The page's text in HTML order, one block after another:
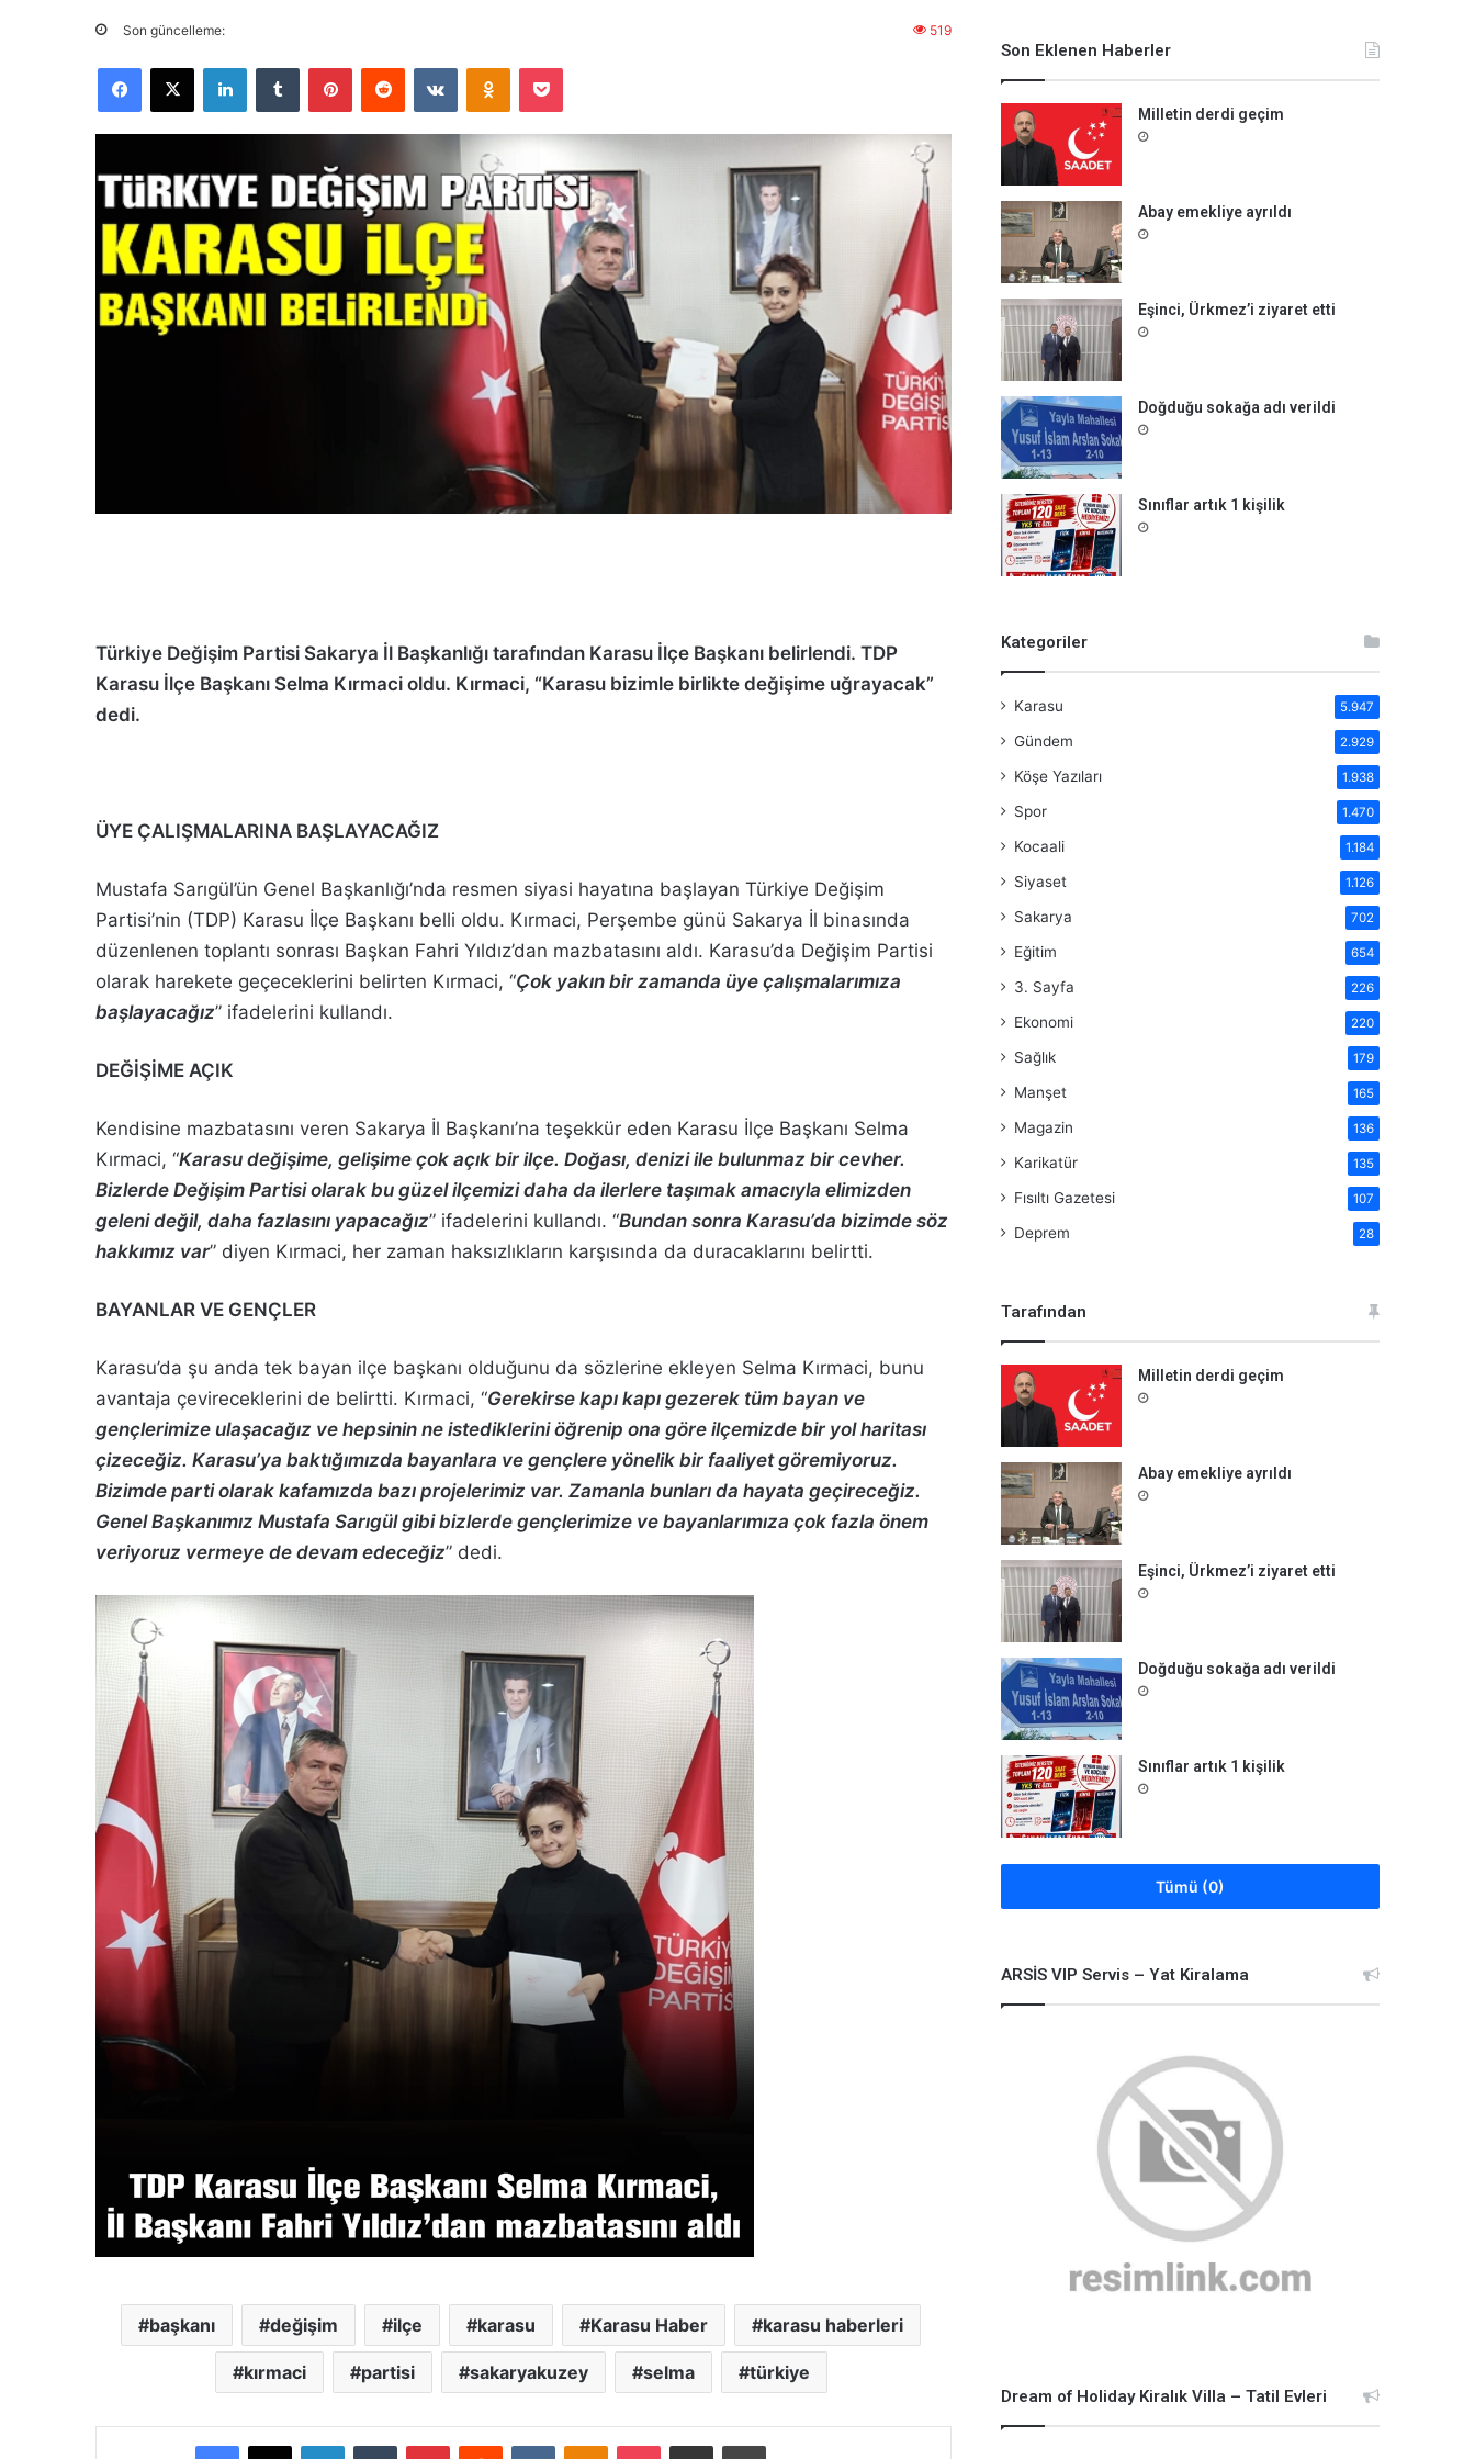
Son güncelleme: 519
Türkiye Değişim Partisi Sakarya İl Başkanlığı tarafından Karasu İlçe Başkanı belirlendi. TDP
Karasu İlçe Başkanı Selma Kırmaci oldu. Kırmaci, “Karasu bizimle birlikte değişime uğrayacak”
dedi.
ÜYE ÇALIŞMALARINA BAŞLAYACAĞIZ
Mustafa Sarıgül’ün Genel Başkanlığı’nda resmen siyasi hayatına başlayan Türkiye Değişim
Partisi’nin (TDP) Karasu İlçe Başkanı belli oldu. Kırmaci, Perşembe günü Sakarya İl binasında
düzenlenen toplantı sonrası Başkan Fahri Yıldız’dan mazbatasını aldı. Karasu’da Değişim Partisi
olarak harekete geçeceklerini belirten Kırmaci, “Çok yakın bir zamanda üye çalışmalarımıza
başlayacağız” ifadelerini kullandı.
DEĞİŞİME AÇIK
Kendisine mazbatasını veren Sakarya İl Başkanı’na teşekkür eden Karasu İlçe Başkanı Selma
Kırmaci, “Karasu değişime, gelişime çok açık bir ilçe. Doğası, denizi ile bulunmaz bir cevher.
Bizlerde Değişim Partisi olarak bu güzel ilçemizi daha da ilerlere taşımak amacıyla elimizden
geleni değil, daha fazlasını yapacağız” ifadelerini kullandı. “Bundan sonra Karasu’da bizimde söz
hakkımız var” diyen Kırmaci, her zaman haksızlıkların karşısında da duracaklarını belirtti.
BAYANLAR VE GENÇLER
Karasu’da şu anda tek bayan ilçe başkanı olduğunu da sözlerine ekleyen Selma Kırmaci, bunu
avantaja çevireceklerini de belirtti. Kırmaci, “Gerekirse kapı kapı gezerek tüm bayan ve
gençlerimize ulaşacağız ve hepsinin ne istediklerini öğrenip ona göre ilçemizde bir yol haritası
çizeceğiz. Karasu’ya baktığımızda bayanlara ve gençlere yönelik bir faaliyet göremiyoruz.
Bizimde parti olarak kafamızda bazı projelerimiz var. Zamanla bunları da hayata geçireceğiz.
Genel Başkanımız Mustafa Sarıgül gibi bizlerde gençlerimize ve bayanlarımıza çok fazla önem
veriyoruz vermeye de devam edeceğiz” dedi.
başkanı değişim ilçe karasu Karasu Haber karasu haberleri
kırmaci partisi sakaryakuzey selma türkiye
Son Eklenen Haberler
Milletin derdi geçim
Abay emekliye ayrıldı
Eşinci, Ürkmez’i ziyaret etti
Doğduğu sokağa adı verildi
Sınıflar artık 1 kişilik
Kategoriler
Karasu 5.947
Gündem 2.929
Köşe Yazıları 1.938
Spor 1.470
Kocaali 1.184
Siyaset 1.126
Sakarya 702
Eğitim 654
3. Sayfa 226
Ekonomi 220
Sağlık 179
Manşet 165
Magazin 136
Karikatür 135
Fısıltı Gazetesi 107
Deprem 28
Tarafından
Milletin derdi geçim
Abay emekliye ayrıldı
Eşinci, Ürkmez’i ziyaret etti
Doğduğu sokağa adı verildi
Sınıflar artık 1 kişilik
Tümü (0)
ARSİS VIP Servis – Yat Kiralama
Dream of Holiday Kiralık Villa – Tatil Evleri